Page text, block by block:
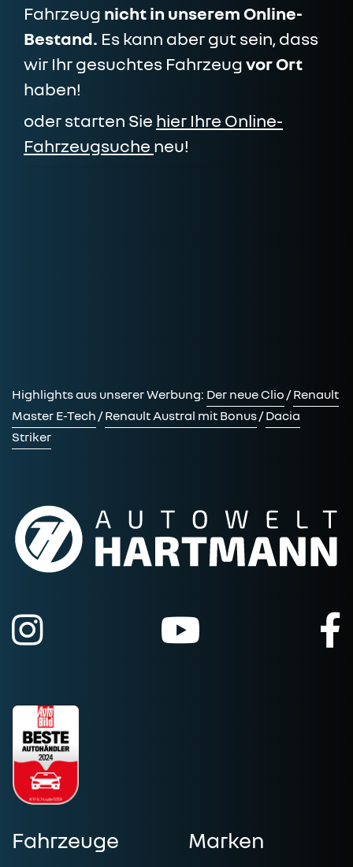
Fahrzeug nicht in unserem Online-
Bestand. Es kann aber gut sein, dass
wir Ihr gesuchtes Fahrzeugvor Ort
haben!
oder starten Sie hier Ihre Online-
Fahrzeugsuche neu!
Highlights aus unserer Werbung: Der neue Clio /Renault
Master E-Tech /Renault Austral mit Bonus/Dacia
Striker
Fahrzeuge Marken